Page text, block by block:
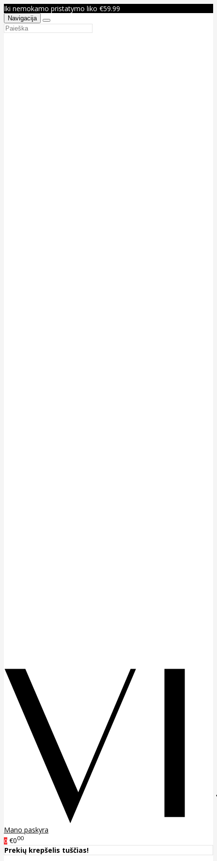
Iki nemokamo pristatymo liko €59.99
Navigacija
Mano paskyra
0 €000
Prekių krepšelis tuščias!